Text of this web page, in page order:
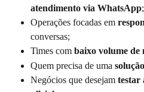
atendimento via WhatsApp;
Operações focadas em
conversas;
Times com baixo volume de
Quem precisa de uma
Negócios que desejam testar